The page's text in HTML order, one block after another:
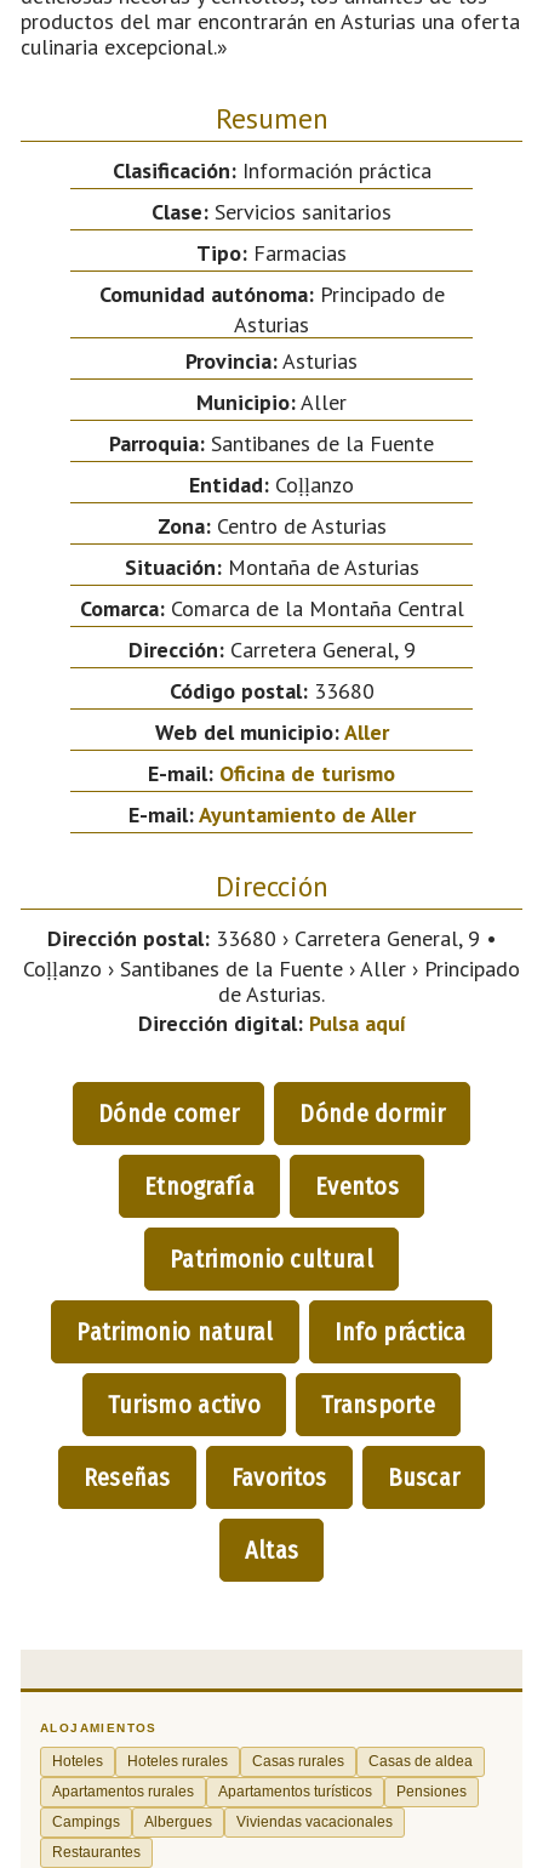
productos del mar encontrarán en Asturias una oferta
culinaria excepcional.»
Resumen
Clasificación:Información práctica
Clase: Servicios sanitarios
Tipo: Farmacias
Comunidad autónoma:Principado de
Asturias
Provincia:Asturias
Municipio:Aller
Parroquia: Santibanes de la Fuente
Entidad: Coḷḷanzo
Zona:Centro de Asturias
Situación:Montaña de Asturias
Comarca:Comarca de la Montaña Central
Dirección:Carretera General, 9
Código postal:33680
Web del municipio:Aller
E-mail: Oficina de turismo
E-mail:Ayuntamiento de Aller
Dirección
Dirección postal:33680 › Carretera General, 9 •
Coḷḷanzo › Santibanes de la Fuente › Aller › Principado
de Asturias.
Dirección digital: Pulsa aquí
Dónde comer Dónde dormir
Etnografía Eventos
Patrimonio cultural
Patrimonio natural Info práctica
Turismo activo Transporte
Reseñas Favoritos Buscar
Altas